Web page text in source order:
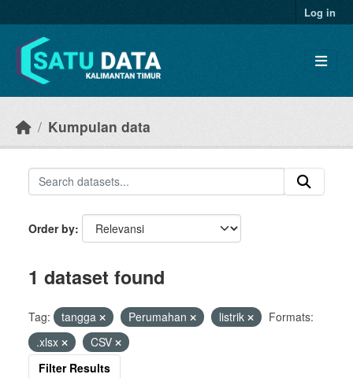
Log in
Kumpulan data
Order by
1 dataset found
Tag: tangga Perumahan listrik
Formats:
.xlsx
CSV
Filter Results